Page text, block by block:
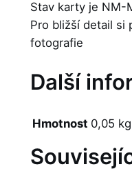
Stav karty je NM-
Pro bližší detail si
fotografie
Další
Hmotnost 0,05 kg